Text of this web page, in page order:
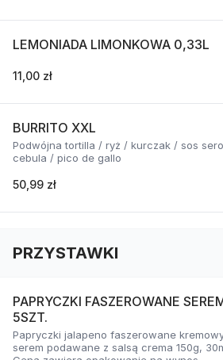
LEMONIADA LIMONKOWA 0,33L
11,00 zł
BURRITO XXL
Podwójna tortilla / ryż / kurczak / sos
cebula / pico de gallo
50,99 zł
PRZYSTAWKI
PAPRYCZKI FASZEROWANE
5SZT.
Papryczki jalapeno faszerowane
serem podawane z salsą crema 150g,